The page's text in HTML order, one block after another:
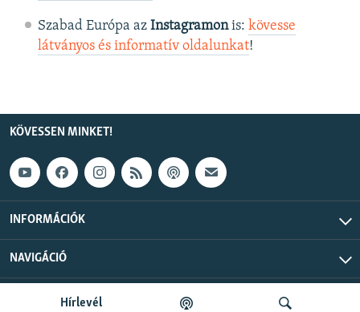
Hírlevél
Szabad Európa az Instagramonis: kövesse
látványos és informatív oldalunkat! ​
KÖVESSEN MINKET!
INFORMÁCIÓK
NAVIGÁCIÓ
Szabad Európa © 2026 RFE/RL, Inc. Minden jog fenntartva.